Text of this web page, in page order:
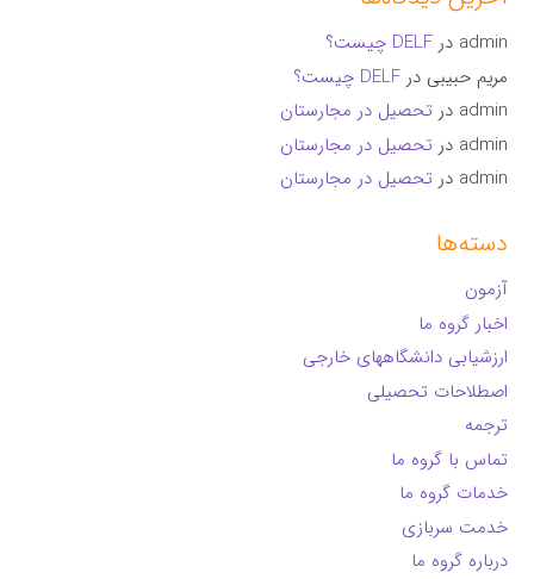
admin درDELF چیست؟
مریم حبیبی درDELF چیست؟
admin در تحصیل در مجارستان
admin در تحصیل در مجارستان
admin در تحصیل در مجارستان
دسته‌ها
آزمون
اخبار گروه ما
ارزشیابی دانشگاههای خارجی
اصطلاحات تحصیلی
ترجمه
تماس با گروه ما
خدمات گروه ما
خدمت سربازی
درباره گروه ما